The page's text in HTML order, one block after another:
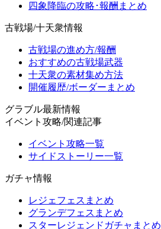
四象降臨の攻略･報酬まとめ
古戦場/十天衆情報
古戦場の進め方/報酬
おすすめの古戦場武器
十天衆の素材集め方法
開催履歴/ボーダーまとめ
グラブル最新情報
イベント攻略/関連記事
イベント攻略一覧
サイドストーリー一覧
ガチャ情報
レジェフェスまとめ
グランデフェスまとめ
スターレジェンドガチャまとめ